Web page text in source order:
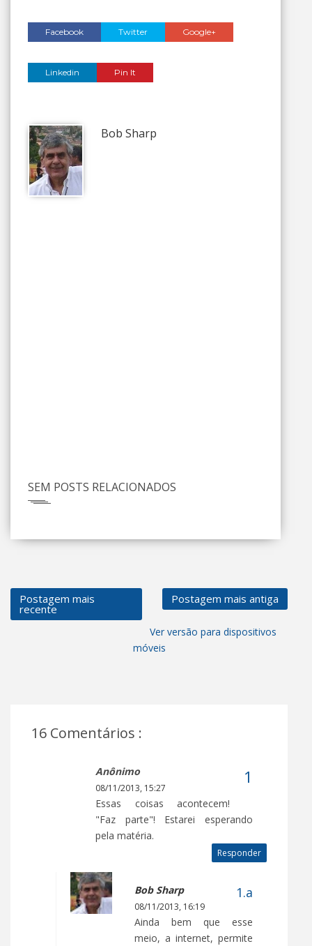
Facebook Twitter Google+
Linkedin Pin It
Bob Sharp
SEM POSTS RELACIONADOS
Postagem mais
recente
Postagem mais antiga
Ver versão para dispositivos
móveis
16 Comentários :
Anônimo
08/11/2013, 15:27
Essas coisas acontecem!
"Faz parte"! Estarei esperando
pela matéria.
Responder
Bob Sharp
08/11/2013, 16:19
Ainda bem que esse
meio, a internet, permite